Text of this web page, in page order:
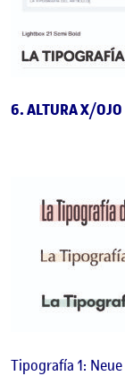
6. ALTURA X/
Tipografía 1: